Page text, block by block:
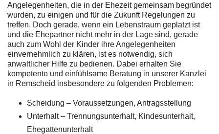
Angelegenheiten, die in der Ehezeit gemeinsam begründet
wurden, zu einigen und für die Zukunft Regelungen zu
treffen. Doch gerade, wenn ein Lebenstraum geplatzt ist
und die Ehepartner nicht mehr in der Lage sind, gerade
auch zum Wohl der Kinder ihre Angelegenheiten
einvernehmlich zu klären, ist es notwendig, sich
anwaltlicher Hilfe zu bedienen. Dabei erhalten Sie
kompetente und einfühlsame Beratung in unserer Kanzlei
in Remscheid insbesondere zu folgenden Problemen:
Scheidung – Voraussetzungen, Antragsstellung
Unterhalt – Trennungsunterhalt, Kindesunterhalt,
Ehegattenunterhalt